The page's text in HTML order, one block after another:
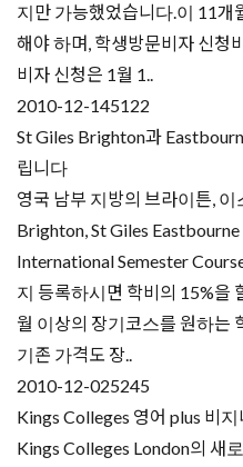
지만 가능했었습니다.이 11개
해야 하며, 학생방문비자 신청
비자 신청은 1월 1..
2010-12-145122
St Giles Brighton과
립니다
영국 남부 지방의 브라이튼,
Brighton, St Giles
International Semester
지 등록하시면 학비의 15%을
월 이상의 장기코스를 원하는
기존 가격도 장..
2010-12-025245
Kings Colleges 영어 plus 비
Kings Colleges London의 새